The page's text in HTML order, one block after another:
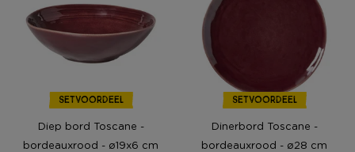
SETVOORDEEL
Diep bord Toscane -
bordeauxrood - ø19x6 cm
SETVOORDEEL
Dinerbord Toscane -
bordeauxrood - ø28 cm